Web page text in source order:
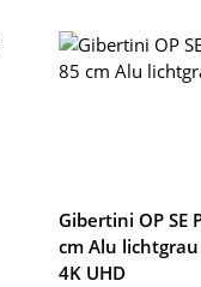
Gibertini OP SE
cm Alu
4K UHD